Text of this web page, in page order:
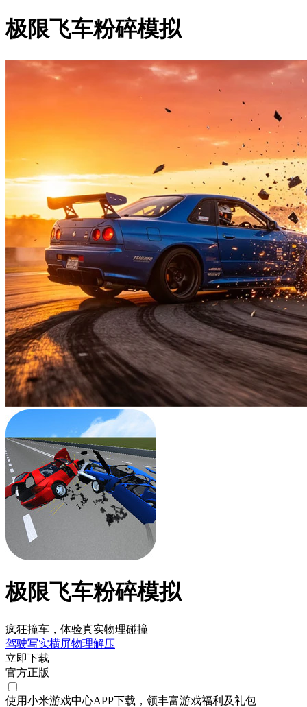
极限飞车粉碎模拟
极限飞车粉碎模拟
疯狂撞车，体验真实物理碰撞
驾驶写实横屏物理解压
立即下载
官方正版
使用小米游戏中心APP下载 ，领丰富游戏福利 及礼包